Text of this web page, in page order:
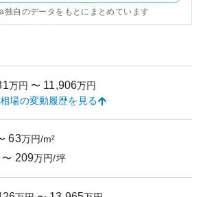
供します。地域は閑静で、住みやすい
が見込まれますが、築年数が経過して
いものの、一般的にこの地域の物件は
な管理が行われていることが多く、資
れています。
市は首都圏でも比較的災害リスクが低
す。しかし、将来的なマンション修繕
独自のデータをもとにまとめています
万円 〜 11,906万円
場の変動履歴を見る
63万円/m²
〜 209万円/坪